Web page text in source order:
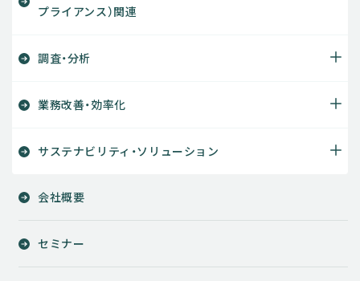
プライアンス）関連
調査・分析
業務改善・効率化
サステナビリティ・ソリューション
会社概要
セミナー